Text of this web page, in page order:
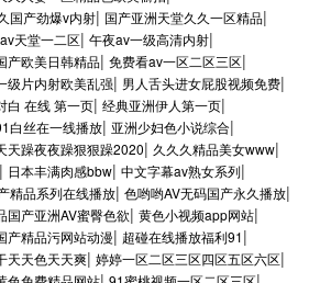
国产劲爆v内射| 国产亚洲天堂久久一区精品|
天堂一二区| 午夜av一级高清内射|
产欧美日韩精品| 免费看av一区二区三区|
级片内射欧美乱强| 男人舌头进女屁股视频免费|
白 在线 第一页| 经典亚洲伊人第一页|
白丝在一线播放| 亚洲少妇色小说综合|
天躁夜夜躁狠狠躁2020| 久久久精品美女www|
| 日本丰满肉感bbw| 中文字幕av熟女系列|
精品系列在线播放| 色哟哟AV无码国产永久播放|
国产亚洲AV蜜臀色欲| 黄色小视频app网站|
产精品污网站动漫| 超碰在线播放福利91|
天天色天天爽| 婷婷一区二区三区四区五区六区|